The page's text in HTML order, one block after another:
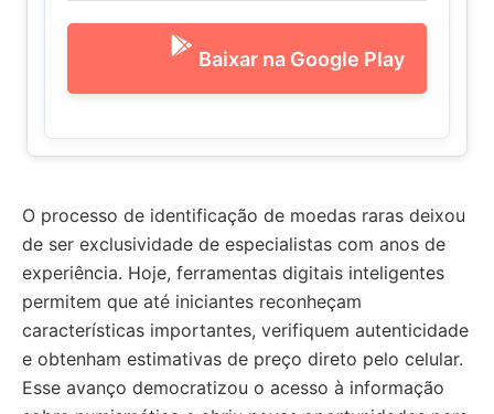
Baixar na Google Play
O processo de identificação de moedas raras deixou
de ser exclusividade de especialistas com anos de
experiência. Hoje, ferramentas digitais inteligentes
permitem que até iniciantes reconheçam
características importantes, verifiquem autenticidade
e obtenham estimativas de preço direto pelo celular.
Esse avanço democratizou o acesso à informação